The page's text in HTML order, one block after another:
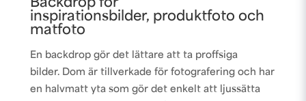
Backdrop för
inspirationsbilder, produktfoto och
matfoto
En backdrop gör det lättare att ta proffsiga
bilder. Dom är tillverkade för fotografering och har
en halvmatt yta som gör det enkelt att ljussätta